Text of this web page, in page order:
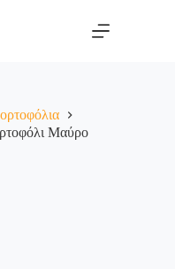
Μαύρο